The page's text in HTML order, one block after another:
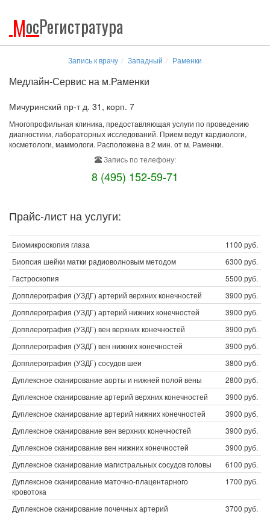
МосРегистратура
Запись к врачу Западный Раменки
Медлайн-Сервис на м.Раменки
Мичуринский пр-т д. 31, корп. 7
Многопрофильная клиника, предоставляющая услуги по проведению
диагностики, лабораторных исследований. Прием ведут кардиологи,
косметологи, маммологи. Расположена в 2 мин. от м. Раменки.
Запись по телефону:
8 (495) 152-59-71
Прайс-лист на услуги:
Биомикроскопия глаза
1100 руб.
Биопсия шейки матки радиоволновым методом
6300 руб.
Гастроскопия
5500 руб.
Допплерография (УЗДГ) артерий верхних конечностей
3900 руб.
Допплерография (УЗДГ) артерий нижних конечностей
3900 руб.
Допплерография (УЗДГ) вен верхних конечностей
3900 руб.
Допплерография (УЗДГ) вен нижних конечностей
3900 руб.
Допплерография (УЗДГ) сосудов шеи
3800 руб.
Дуплексное сканирование аорты и нижней полой вены
2800 руб.
Дуплексное сканирование артерий верхних конечностей
3900 руб.
Дуплексное сканирование артерий нижних конечностей
3900 руб.
Дуплексное сканирование вен верхних конечностей
3900 руб.
Дуплексное сканирование вен нижних конечностей
3900 руб.
Дуплексное сканирование магистральных сосудов головы
6100 руб.
Дуплексное сканирование маточно-плацентарного
кровотока
1700 руб.
Дуплексное сканирование почечных артерий
3700 руб.